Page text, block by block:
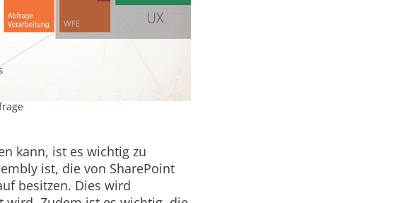
kann, ist es wichtig zu
ist, die von SharePoint
besitzen. Dies wird